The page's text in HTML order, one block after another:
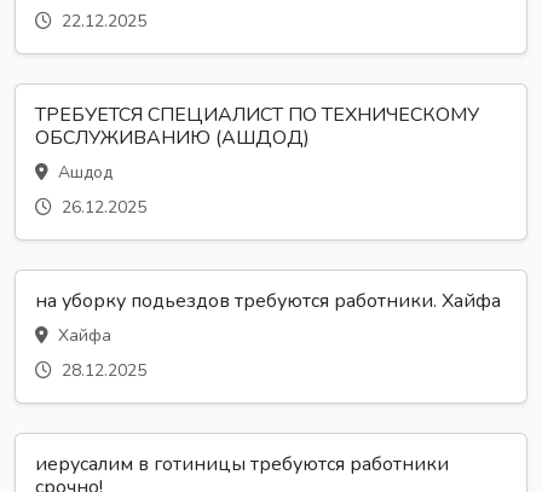
22.12.2025
ТРЕБУЕТСЯ СПЕЦИАЛИСТ ПО ТЕХНИЧЕСКОМУ
ОБСЛУЖИВАНИЮ (АШДОД)
Ашдод
26.12.2025
на уборку подьездов требуются работники. Хайфа
Хайфа
28.12.2025
иерусалим в готиницы требуются работники